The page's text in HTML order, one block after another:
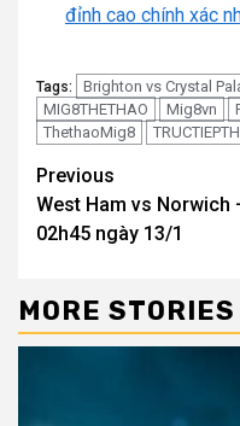
đỉnh cao chính xác
Tags: Brighton vs Crystal
MIG8THETHAO
Mig8vn
ThethaoMig8
Continue
Reading
Previous
West Ham vs Norwich
02h45 ngày 13/1
MORE STORIES